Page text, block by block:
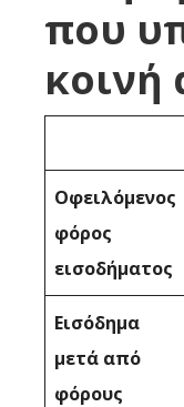
που
κοινή
Οφειλόμενος
φόρος
εισοδήματος
Εισόδημα
μετά από
φόρους